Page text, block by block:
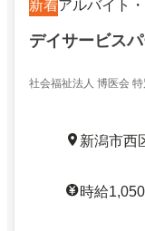
新着アルバイト
デイサービス
社会福祉法人 博医会
新潟市西
時給